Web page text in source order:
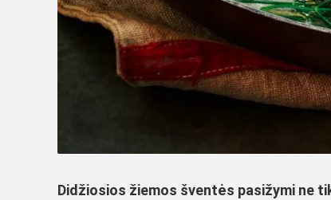
Didžiosios žiemos šventės pasižymi ne